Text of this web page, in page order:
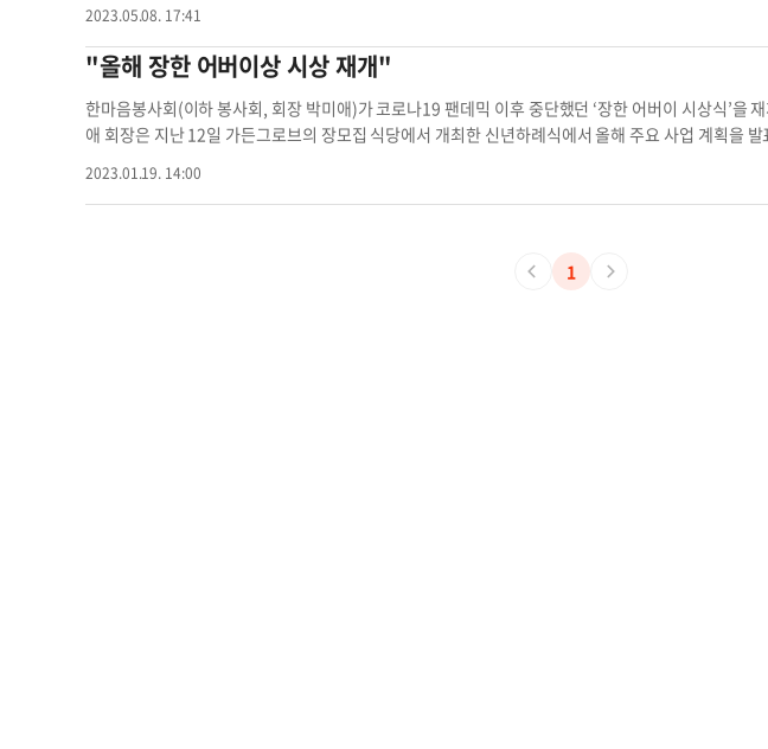
김도영(81)씨는 1973년 시카고에 정착했다. 시카고 연합장로교회 창립 멤버이며, 한국어반을 만들어
다. OC에 온 뒤, 오렌지카운티 영락교회 한국학교를 설립했다. 지난 1998년 설립된 OC한미시민권자
임했고 현재 이사장을 맡고 있다. 한인 정치력 신장 운동에 많은 기여를 했다. 부인 김순옥씨와 슬하에
한마음봉사회 회원들 어버이 시상식 어버이 은혜
2023.05.08. 17:41
"올해 장한 어버이상 시상 재개"
한마음봉사회(이하 봉사회, 회장 박미애)가 코로나19 팬데믹 이후 중단했던 ‘장한 어버이 시상식’을
애 회장은 지난 12일 가든그로브의 장모집 식당에서 개최한 신년하례식에서 올해 주요 사업 계획을
인 관련 단체 지원 등에 나설 예정이다. 박 회장은 “팬데믹 전처럼 봉사회가 활기를 찾도록 할 것”이라
사회는 모니카 이, 김민숙 부회장, 고정온 총무, 이미섭 재무, 김선옥 서기, 조지미 홍보, 심수지 봉사부
2023.01.19. 14:00
1